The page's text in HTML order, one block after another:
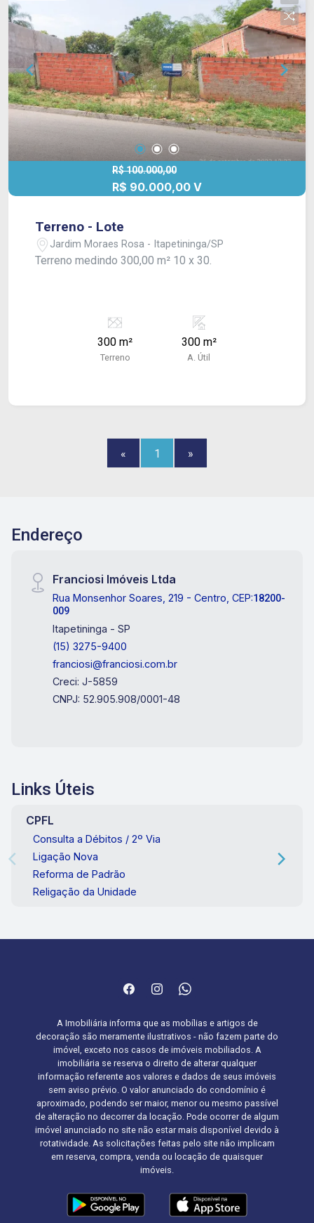
R$ 100.000,00
R$ 90.000,00 V
Terreno - Lote
Jardim Moraes Rosa - Itapetininga/SP
Terreno medindo 300,00 m² 10 x 30.
300 m²
Terreno
300 m²
A. Útil
« 1 »
Endereço
Franciosi Imóveis Ltda
Rua Monsenhor Soares, 219 - Centro, CEP:18200-
009
Itapetininga - SP
(15) 3275-9400
franciosi@franciosi.com.br
Creci: J-5859
CNPJ: 52.905.908/0001-48
Links Úteis
CPFL
Consulta a Débitos / 2º Via
Ligação Nova
Reforma de Padrão
Religação da Unidade
A Imobiliária informa que as mobílias e artigos de
decoração são meramente ilustrativos - não fazem parte do
imóvel, exceto nos casos de imóveis mobiliados. A
imobiliária se reserva o direito de alterar qualquer
informação referente aos valores e dados de seus imóveis
sem aviso prévio. O valor anunciado do condomínio é
aproximado, podendo ser maior, menor ou mesmo passível
de alteração no decorrer da locação. Pode ocorrer de algum
imóvel anunciado no site não estar mais disponível devido à
rotatividade. As solicitações feitas pelo site não implicam
em reserva, compra, venda ou locação de quaisquer
imóveis.